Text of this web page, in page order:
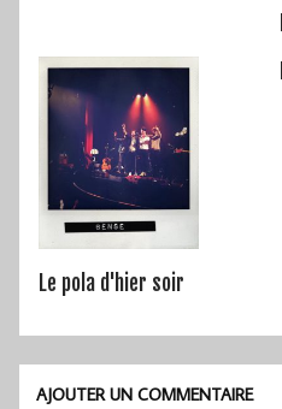
Le pola d'hier soir
AJOUTER UN COMMENTAIRE